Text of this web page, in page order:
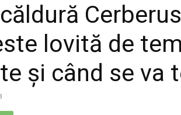
lovită de
și când se va